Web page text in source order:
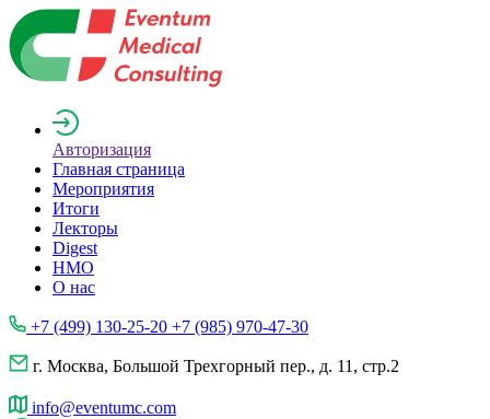
Авторизация
Главная страница
Мероприятия
Итоги
Лекторы
Digest
НМО
О нас
+7 (499) 130-25-20 +7 (985) 970-47-30
г. Москва, Большой Трехгорный пер., д. 11, стр.2
info@eventumc.com